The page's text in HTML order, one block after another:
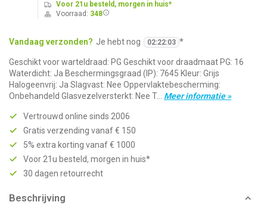
Voor 21u besteld, morgen in huis*
Voorraad: 348
Vandaag verzonden? Je hebt nog 02:22:03 *
Geschikt voor warteldraad: PG Geschikt voor draadmaat PG: 16
Waterdicht: Ja Beschermingsgraad (IP): 7645 Kleur: Grijs
Halogeenvrij: Ja Slagvast: Nee Oppervlaktebescherming:
Onbehandeld Glasvezelversterkt: Nee T... Meer informatie »
Vertrouwd online sinds 2006
Gratis verzending vanaf € 150
5% extra korting vanaf € 1000
Voor 21u besteld, morgen in huis*
30 dagen retourrecht
Beschrijving